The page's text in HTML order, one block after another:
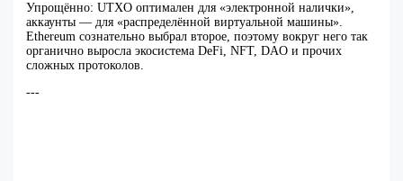
Упрощённо: UTXO оптимален для «электронной налички»,
аккаунты — для «распределённой виртуальной машины».
Ethereum сознательно выбрал второе, поэтому вокруг него так
органично выросла экосистема DeFi, NFT, DAO и прочих
сложных протоколов.
---